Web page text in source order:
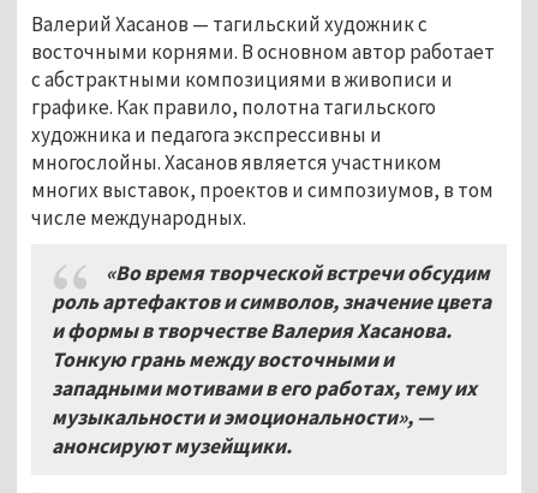
Валерий Хасанов — тагильский художник с
восточными корнями. В основном автор работает
с абстрактными композициями в живописи и
графике. Как правило, полотна тагильского
художника и педагога экспрессивны и
многослойны. Хасанов является участником
многих выставок, проектов и симпозиумов, в том
числе международных.
«Во время творческой встречи обсудим
роль артефактов и символов, значение цвета
и формы в творчестве Валерия Хасанова.
Тонкую грань между восточными и
западными мотивами в его работах, тему их
музыкальности и эмоциональности», —
анонсируют музейщики.